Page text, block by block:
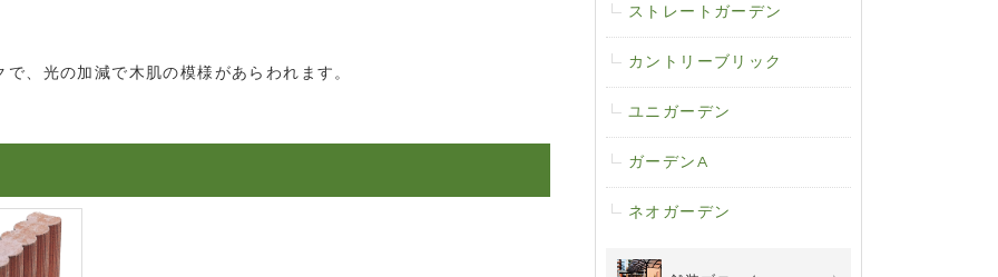
、光の加減で木肌の模様があらわれます。
ストレートガーデン
カントリーブリック
ユニガーデン
ガーデンA
ネオガーデン